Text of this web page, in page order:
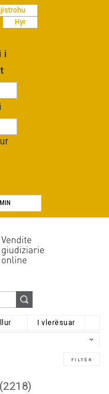
Hyr
i
I vlerësuar